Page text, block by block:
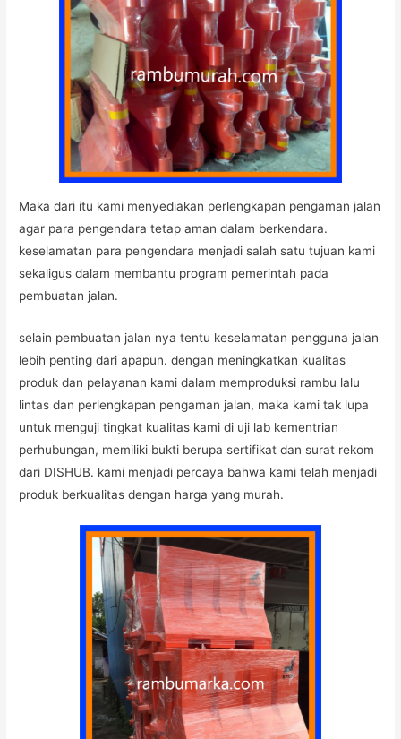
Maka dari itu kami menyediakan perlengkapan pengaman jalan
agar para pengendara tetap aman dalam berkendara.
keselamatan para pengendara menjadi salah satu tujuan kami
sekaligus dalam membantu program pemerintah pada
pembuatan jalan.
selain pembuatan jalan nya tentu keselamatan pengguna jalan
lebih penting dari apapun. dengan meningkatkan kualitas
produk dan pelayanan kami dalam memproduksi rambu lalu
lintas dan perlengkapan pengaman jalan, maka kami tak lupa
untuk menguji tingkat kualitas kami di uji lab kementrian
perhubungan, memiliki bukti berupa sertifikat dan surat rekom
dari DISHUB. kami menjadi percaya bahwa kami telah menjadi
produk berkualitas dengan harga yang murah.